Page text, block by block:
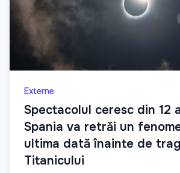
Externe
Spectacolul ceresc din 12
Spania va retrăi un
ultima dată înainte de
Titanicului